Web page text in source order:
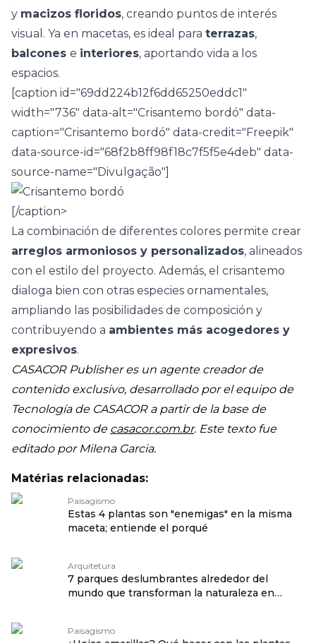
y macizos floridos, creando puntos de interés
visual. Ya en macetas, es ideal para terrazas,
balcones e interiores, aportando vida a los
espacios.
[caption id="69dd224b12f6dd65250eddc1"
width="736" data-alt="Crisantemo bordó" data-
caption="Crisantemo bordó" data-credit="Freepik"
data-source-id="68f2b8ff98f18c7f5f5e4deb" data-
source-name="Divulgação"]
[/caption>
La combinación de diferentes colores permite crear
arreglos armoniosos y personalizados, alineados
con el estilo del proyecto. Además, el crisantemo
dialoga bien con otras especies ornamentales,
ampliando las posibilidades de composición y
contribuyendo a ambientes más acogedores y
expresivos.
CASACOR Publisher es un agente creador de
contenido exclusivo, desarrollado por el equipo de
Tecnología de CASACOR a partir de la base de
conocimiento de casacor.com.br. Este texto fue
editado por Milena Garcia.
Matérias relacionadas:
Paisagismo
Estas 4 plantas son "enemigas" en la misma
maceta; entiende el porqué
Arquitetura
7 parques deslumbrantes alrededor del
mundo que transforman la naturaleza en
Paisagismo